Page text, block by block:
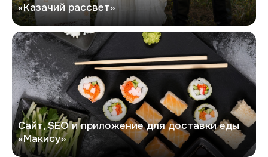
«Казачий рассвет»
Макису
Сайт, SEO и приложение для доставки еды
«Макису»